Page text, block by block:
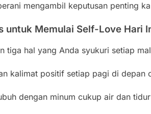
mengambil keputusan penting
untuk Memulai Self-Love Hari
tiga hal yang Anda syukuri setiap
kalimat positif setiap pagi di depan
dengan minum cukup air dan